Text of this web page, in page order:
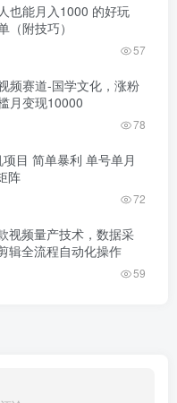
也能月入1000 的好玩
（附技巧）
57
频赛道-国学文化，涨粉
月变现10000
78
目 简单暴利 单号单月
阵
72
视频量产技术，数据采
辑全流程自动化操作
59